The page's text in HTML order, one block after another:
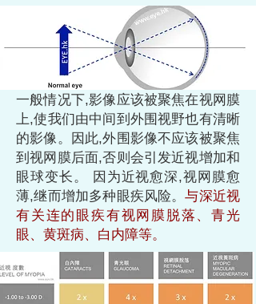
一般情况下,影像应该被聚焦在视网膜
上,使我们由中间到外围视野也有清晰
的影像。因此,外围影像不应该被聚焦
到视网膜后面,否则会引发近视增加和
眼球变长。 因为近视愈深,视网膜愈
薄,继而增加多种眼疾风险。与深近视
有关连的眼疾有视网膜脱落、青光
眼、黄斑病、白内障等。